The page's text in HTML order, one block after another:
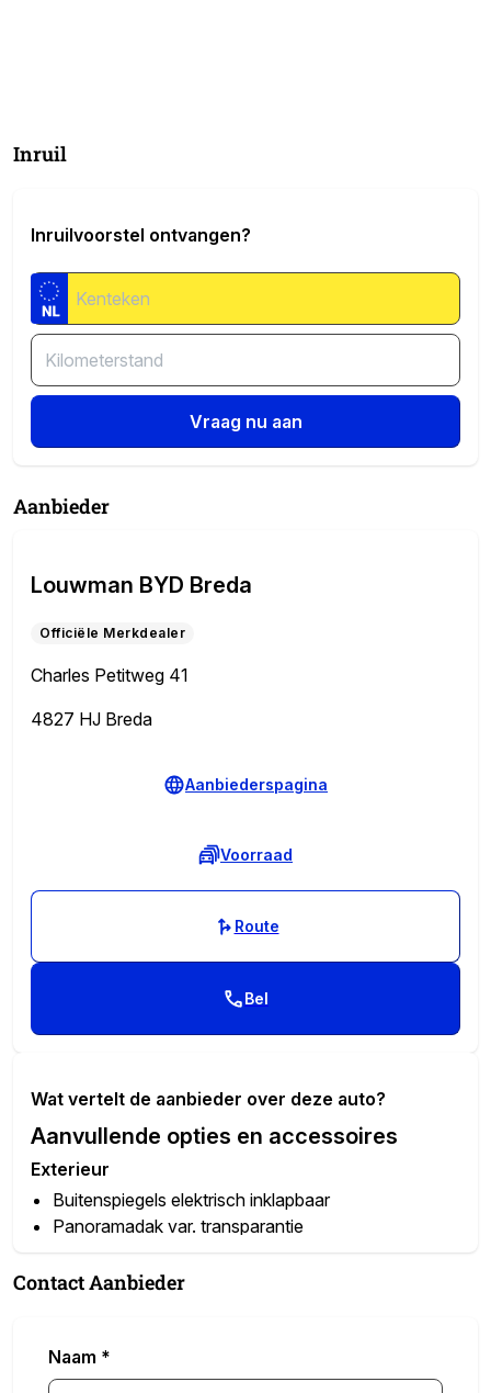
Inruil
Inruilvoorstel ontvangen?
Vraag nu aan
Aanbieder
Louwman BYD Breda
Officiële Merkdealer
Charles Petitweg 41
4827 HJ Breda
Aanbiederspagina
Voorraad
Route
Bel
Wat vertelt de aanbieder over deze auto?
Aanvullende opties en accessoires
Exterieur
Buitenspiegels elektrisch inklapbaar
Panoramadak var. transparantie
Infotainment
Binnenspiegel automatisch dimmend
Contact Aanbieder
Naam *